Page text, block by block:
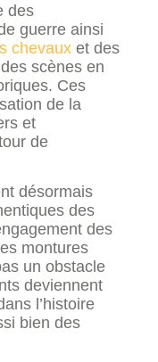
des
guerre ainsi
chevaux et des
scènes en
Ces
de la
et
de
désormais
des
des
montures
un obstacle
deviennent
l’histoire
bien des